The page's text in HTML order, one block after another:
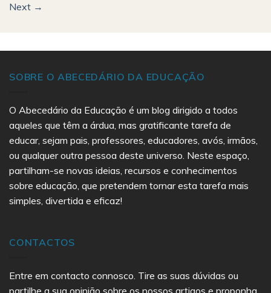
Next →
SOBRE O ABECEDÁRIO DA EDUCAÇÃO
O Abecedário da Educação é um blog dirigido a todos
aqueles que têm a árdua, mas gratificante tarefa de
educar, sejam pais, professores, educadores, avós, irmãos,
ou qualquer outra pessoa deste universo. Neste espaço,
partilham-se novas ideias, recursos e conhecimentos
sobre educação, que pretendem tornar esta tarefa mais
simples, divertida e eficaz!
CONTACTOS
Entre em contacto connosco. Tire as suas dúvidas ou
partilhe a sua opinião sobre os nossos artigos e proponha